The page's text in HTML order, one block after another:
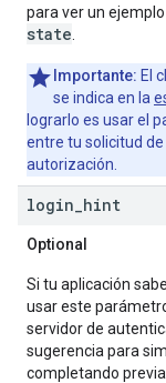
para ver un
state
Importante: El
se indica en la
lograrlo es usar el
entre tu solicitud
autorización.
login hint
Optional
Si tu aplicación
usar este
servidor de
sugerencia para
completando